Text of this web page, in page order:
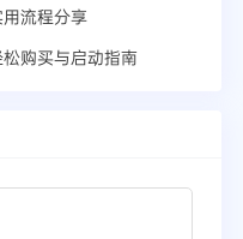
流程分享
购买与启动指南